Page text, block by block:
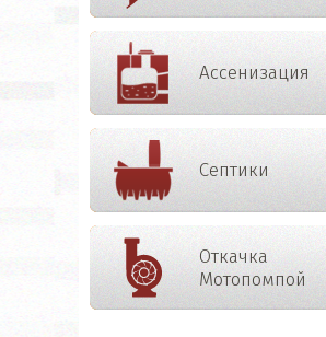
Ассенизация
Септики
Откачка
Мотопомпой